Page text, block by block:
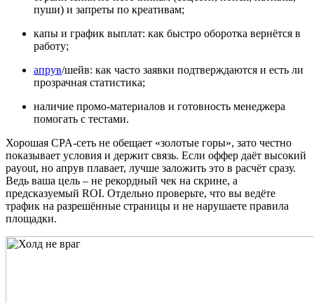
пуши) и запреты по креативам;
капы и график выплат: как быстро оборотка вернётся в
работу;
апрув/шейв: как часто заявки подтверждаются и есть ли
прозрачная статистика;
наличие промо‑материалов и готовность менеджера
помогать с тестами.
Хорошая CPA-сеть не обещает «золотые горы», зато честно
показывает условия и держит связь. Если оффер даёт высокий
payout, но апрув плавает, лучше заложить это в расчёт сразу.
Ведь ваша цель – не рекордный чек на скрине, а
предсказуемый ROI. Отдельно проверьте, что вы ведёте
трафик на разрешённые страницы и не нарушаете правила
площадки.